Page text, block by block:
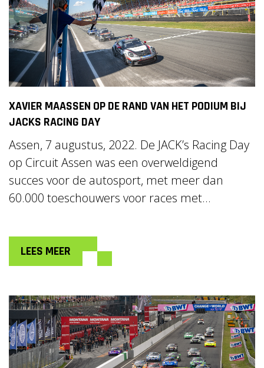
XAVIER MAASSEN OP DE RAND VAN HET PODIUM BIJ
JACKS RACING DAY
Assen, 7 augustus, 2022. De JACK’s Racing Day
op Circuit Assen was een overweldigend
succes voor de autosport, met meer dan
60.000 toeschouwers voor races met...
LEES MEER